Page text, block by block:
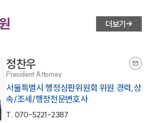
더보기
정찬우
President Attorney
서울특별시 행정심판위원회 위원 경력,상
속/조세/행정전문변호사
T. 070-5221-2387